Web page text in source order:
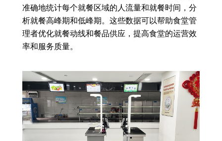
准确地统计每个就餐区域的人流量和就餐时间，分
析就餐高峰期和低峰期。这些数据可以帮助食堂管
理者优化就餐动线和餐品供应，提高食堂的运营效
率和服务质量。